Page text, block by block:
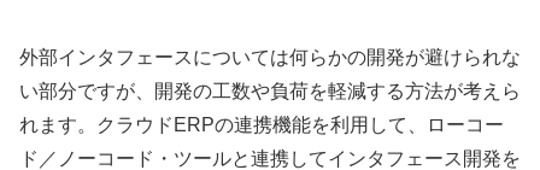
外部インタフェースについては何らかの開発が避けられな
い部分ですが、開発の工数や負荷を軽減する方法が考えら
れます。クラウドERPの連携機能を利用して、ローコー
ド／ノーコード・ツールと連携してインタフェース開発を